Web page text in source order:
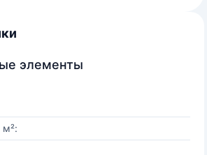
элементы
м²: